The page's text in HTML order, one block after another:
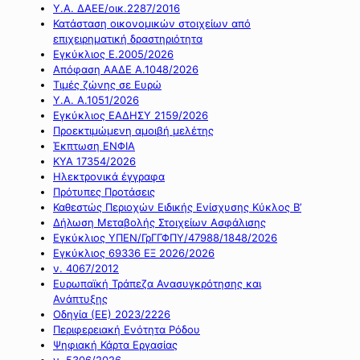
Υ.Α. ΔΑΕΕ/οικ.2287/2016
Κατάσταση οικονομικών στοιχείων από
επιχειρηματική δραστηριότητα
Εγκύκλιος Ε.2005/2026
Απόφαση ΑΑΔΕ Α.1048/2026
Τιμές ζώνης σε Ευρώ
Υ.Α. Α.1051/2026
Εγκύκλιος ΕΑΔΗΣΥ 2159/2026
Προεκτιμώμενη αμοιβή μελέτης
Έκπτωση ΕΝΦΙΑ
ΚΥΑ 17354/2026
Ηλεκτρονικά έγγραφα
Πρότυπες Προτάσεις
Καθεστώς Περιοχών Ειδικής Ενίσχυσης Κύκλος Β’
Δήλωση Μεταβολής Στοιχείων Ασφάλισης
Εγκύκλιος ΥΠΕΝ/ΓρΓΓΦΠΥ/47988/1848/2026
Εγκύκλιος 69336 ΕΞ 2026/2026
ν. 4067/2012
Ευρωπαϊκή Τράπεζα Ανασυγκρότησης και
Ανάπτυξης
Οδηγία (ΕΕ) 2023/2226
Περιφερειακή Ενότητα Ρόδου
Ψηφιακή Κάρτα Εργασίας